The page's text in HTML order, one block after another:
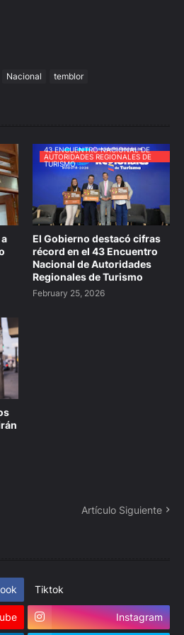
Nacional temblor
43 ENCUENTRO NACIONAL DE
AUTORIDADES REGIONALES DE
TURISMO
El Gobierno destacó cifras
récord en el 43 Encuentro
Nacional de Autoridades
Regionales de Turismo
February 25, 2026
Artículo Siguiente
Tiktok
Instagram